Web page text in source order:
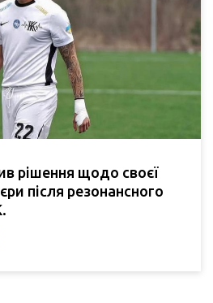
рішення щодо своєї
після резонансного